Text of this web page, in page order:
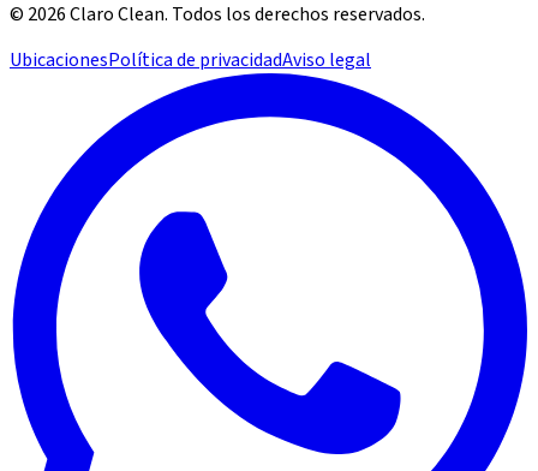
© 2026Claro Clean. Todos los derechos reservados.
UbicacionesPolítica de privacidadAviso legal